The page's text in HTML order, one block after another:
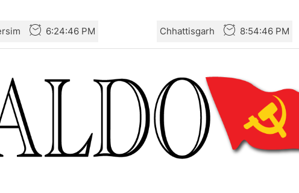
6:24:47 PM Chhattisgarh 8:54:47 PM